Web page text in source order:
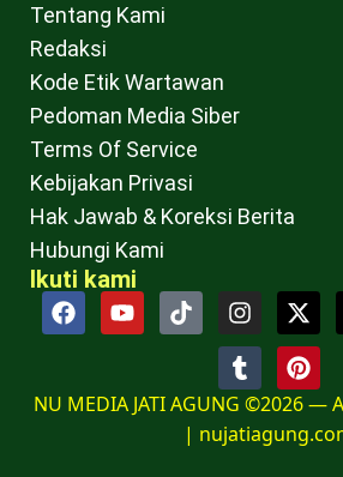
Tentang Kami
Redaksi
Kode Etik Wartawan
Pedoman Media Siber
Terms Of Service
Kebijakan Privasi
Hak Jawab & Koreksi Berita
Hubungi Kami
Ikuti kami
NU MEDIA JATI AGUNG ©2026 —
|